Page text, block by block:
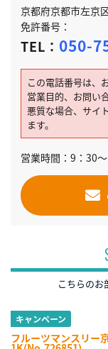
京都府京都市左京
免許番号：
TEL： 050-
この電話番号は、
営業目的、お問い
悪質な場合、サイ
ます。
営業時間：9：30
こちらのお
キャンペーン
フルーツマンスリー